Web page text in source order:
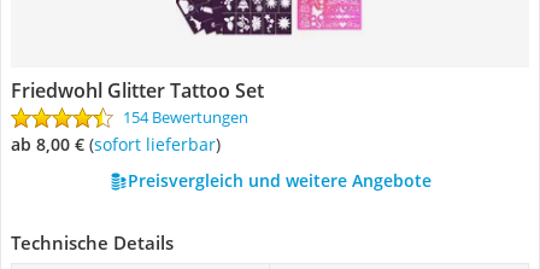
Friedwohl Glitter Tattoo Set
154 Bewertungen
ab 8,00 € ( Sofort lieferbar)
Preisvergleich und weitere Angebote
Technische Details